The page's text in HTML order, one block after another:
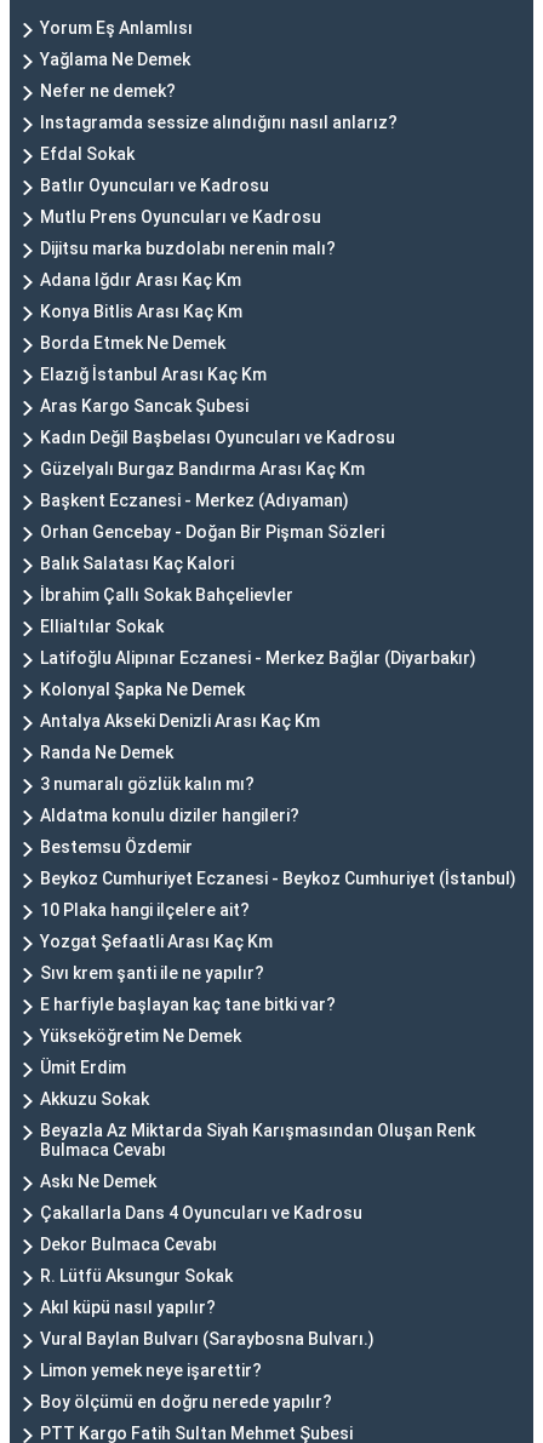
Yorum Eş Anlamlısı
Yağlama Ne Demek
Nefer ne demek?
Instagramda sessize alındığını nasıl anlarız?
Efdal Sokak
Batlır Oyuncuları ve Kadrosu
Mutlu Prens Oyuncuları ve Kadrosu
Dijitsu marka buzdolabı nerenin malı?
Adana Iğdır Arası Kaç Km
Konya Bitlis Arası Kaç Km
Borda Etmek Ne Demek
Elazığ İstanbul Arası Kaç Km
Aras Kargo Sancak Şubesi
Kadın Değil Başbelası Oyuncuları ve Kadrosu
Güzelyalı Burgaz Bandırma Arası Kaç Km
Başkent Eczanesi - Merkez (Adıyaman)
Orhan Gencebay - Doğan Bir Pişman Sözleri
Balık Salatası Kaç Kalori
İbrahim Çallı Sokak Bahçelievler
Ellialtılar Sokak
Latifoğlu Alipınar Eczanesi - Merkez Bağlar (Diyarbakır)
Kolonyal Şapka Ne Demek
Antalya Akseki Denizli Arası Kaç Km
Randa Ne Demek
3 numaralı gözlük kalın mı?
Aldatma konulu diziler hangileri?
Bestemsu Özdemir
Beykoz Cumhuriyet Eczanesi - Beykoz Cumhuriyet (İstanbul)
10 Plaka hangi ilçelere ait?
Yozgat Şefaatli Arası Kaç Km
Sıvı krem şanti ile ne yapılır?
E harfiyle başlayan kaç tane bitki var?
Yükseköğretim Ne Demek
Ümit Erdim
Akkuzu Sokak
Beyazla Az Miktarda Siyah Karışmasından Oluşan Renk
Bulmaca Cevabı
Askı Ne Demek
Çakallarla Dans 4 Oyuncuları ve Kadrosu
Dekor Bulmaca Cevabı
R. Lütfü Aksungur Sokak
Akıl küpü nasıl yapılır?
Vural Baylan Bulvarı (Saraybosna Bulvarı.)
Limon yemek neye işarettir?
Boy ölçümü en doğru nerede yapılır?
PTT Kargo Fatih Sultan Mehmet Şubesi